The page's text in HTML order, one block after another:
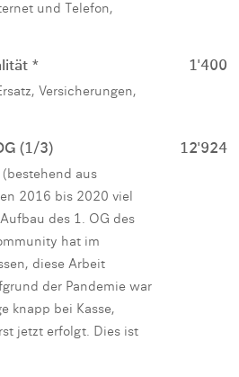
und Telefon,
* 1'400
Versicherungen,
(1/3) 12'924
aus
2016 bis 2020 viel
des 1. OG des
hat im
diese Arbeit
der Pandemie war
knapp bei Kasse,
jetzt erfolgt. Dies ist